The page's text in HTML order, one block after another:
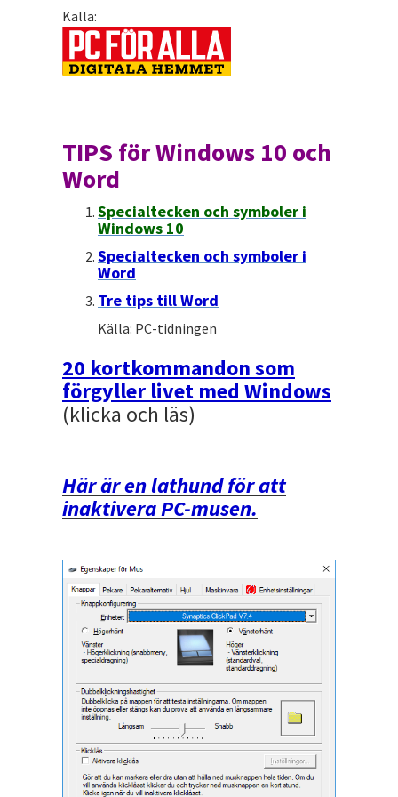
Källa:
TIPS för Windows 10 och
Word
Specialtecken och symboler i
Windows 10
Specialtecken och symboler i
Word
Tre tips till Word
Källa: PC-tidningen
20 kortkommandon som
förgyller livet med Windows
(klicka och läs)
Här är en lathund för att
inaktivera PC-musen.